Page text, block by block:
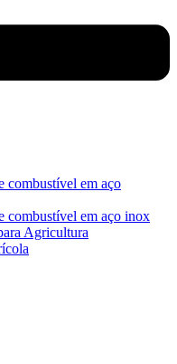
combustível em aço
combustível em aço inox
Agricultura